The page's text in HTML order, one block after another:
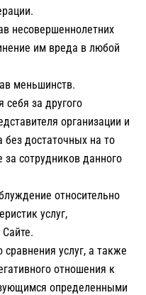
несовершеннолетних
им вреда в любой
меньшинств.
себя за другого
организации и
без достаточных на то
за сотрудников данного
относительно
услуг,
сравнения услуг, а также
отношения к
определенными